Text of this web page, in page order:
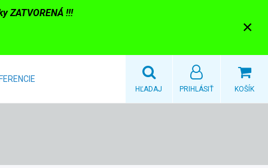
ZATVORENÁ !!!
×
KOŠÍK
PRIHLÁSIŤ
HĽADAJ